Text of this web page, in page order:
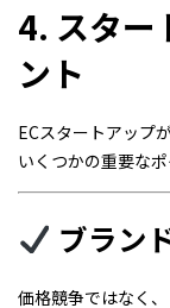
4. スター
ント
ECスタートアップ
いくつかの重要なポ
ブラン
価格競争ではなく、